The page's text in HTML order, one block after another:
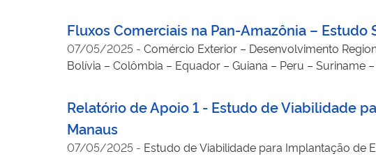
Fluxos Comerciais na Pan-Amazônia – Estudo
07/05/2025 - Comércio Exterior – Desenvolvimento
Bolívia – Colômbia – Equador – Guiana – Peru – Suriname
Relatório de Apoio 1 - Estudo de Viabilidade
Manaus
07/05/2025 - Estudo de Viabilidade para Implantação de